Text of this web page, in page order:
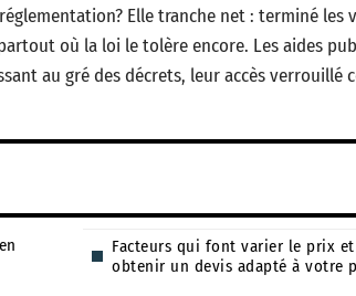
Elle tranche net : terminé les
où la loi le tolère encore. Les aides
au gré des décrets, leur accès verrouillé
Facteurs qui font varier le prix
obtenir un devis adapté à votre